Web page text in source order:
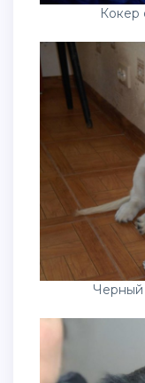
Кокер
Черный